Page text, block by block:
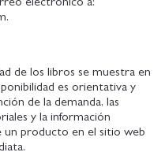
de los libros se muestra en
es orientativa y
de la demanda, las
y la información
un producto en el sitio web